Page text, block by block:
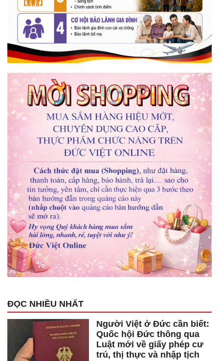
ĐỌC NHIỀU NHẤT
Người Việt ở Đức cần biết:
Quốc hội Đức thông qua
Luật mới về giấy phép cư
trú, thị thực và nhập tịch